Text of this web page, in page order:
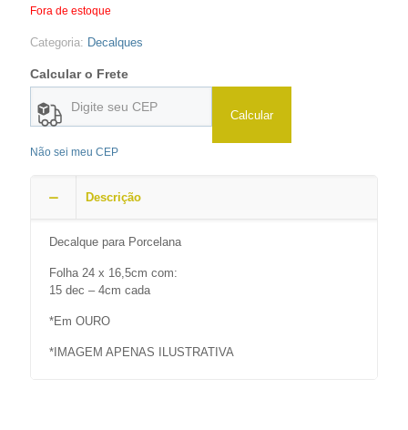
Fora de estoque
Categoria: Decalques
Calcular o Frete
Calcular
Não sei meu CEP
Descrição
Decalque para Porcelana
Folha 24 x 16,5cm com:
15 dec – 4cm cada
*Em OURO
*IMAGEM APENAS ILUSTRATIVA